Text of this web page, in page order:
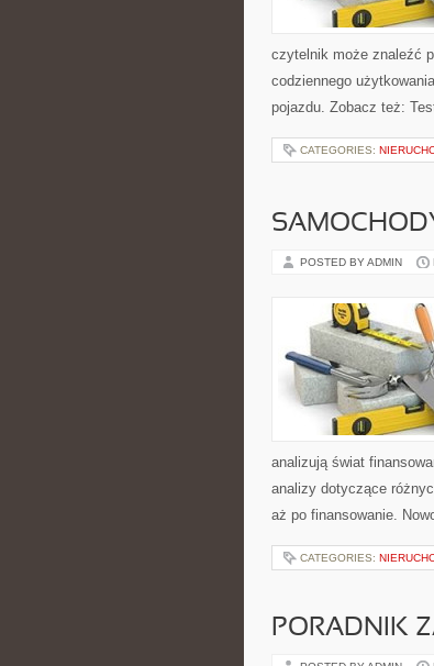
czytelnik może znaleźć
codziennego
pojazdu. Zobacz też:
CATEGORIES:
POSTED BY ADMIN
analizują świat
analizy dotyczące
aż po finansowanie.
CATEGORIES:
PORADNIK